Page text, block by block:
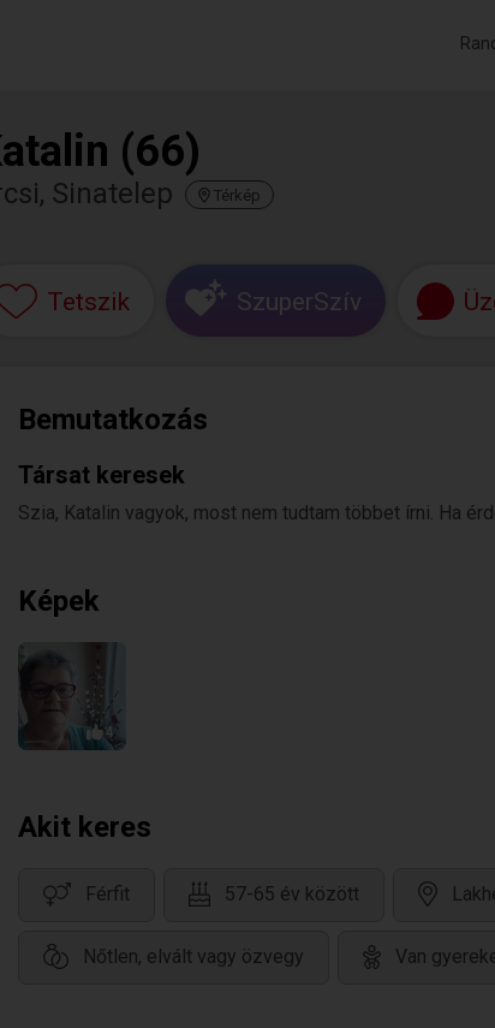
(66)
Sinatelep Térkép
Tetszik SzuperSzív
Bemutatkozás
Társat keresek
Szia, Katalin vagyok, most nem tudtam többet írni. Ha
Képek
4
Akit keres
Férfit 57-65 év között
Nőtlen, elvált vagy özvegy Van